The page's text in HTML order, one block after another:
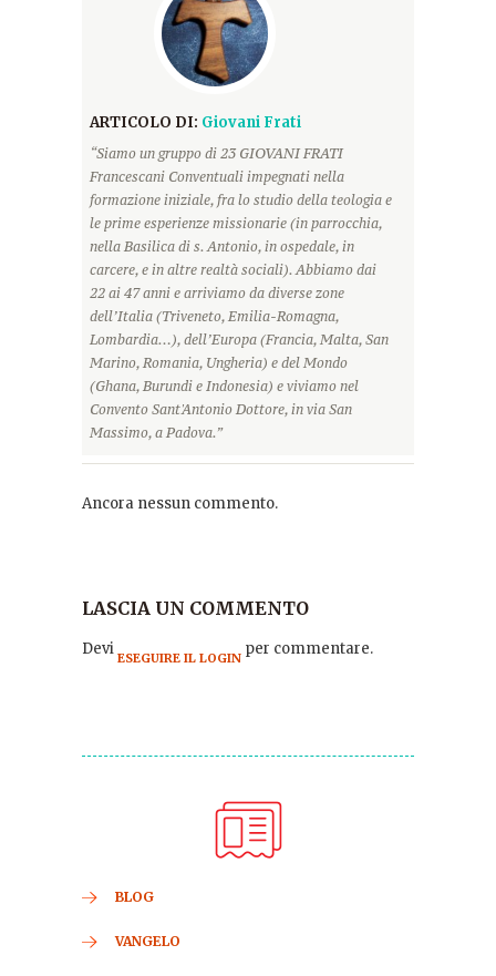
ARTICOLO DI: Giovani Frati
“Siamo un gruppo di 23 GIOVANI FRATI
Francescani Conventuali impegnati nella
formazione iniziale, fra lo studio della teologia e
le prime esperienze missionarie (in parrocchia,
nella Basilica di s. Antonio, in ospedale, in
carcere, e in altre realtà sociali). Abbiamo dai
22 ai 47 anni e arriviamo da diverse zone
dell’Italia (Triveneto, Emilia-Romagna,
Lombardia…), dell’Europa (Francia, Malta, San
Marino, Romania, Ungheria) e del Mondo
(Ghana, Burundi e Indonesia) e viviamo nel
Convento Sant'Antonio Dottore, in via San
Massimo, a Padova.”
Ancora nessun commento.
LASCIA UN COMMENTO
Devi ESEGUIRE IL LOGIN per commentare.
BLOG
VANGELO